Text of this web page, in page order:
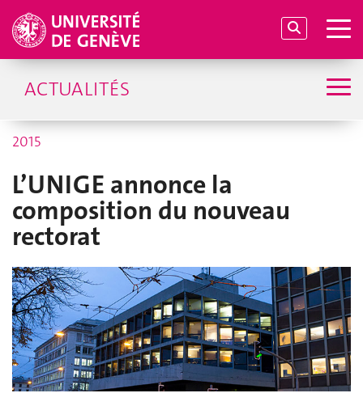
ACTUALITÉS
2015
L’UNIGE annonce la
composition du nouveau
rectorat